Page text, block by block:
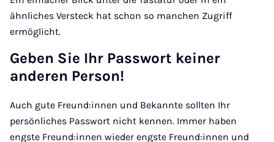
ähnliches Versteck hat schon so manchen Zugriff
ermöglicht.
Geben Sie Ihr Passwort keiner
anderen Person!
Auch gute Freund:innen und Bekannte sollten Ihr
persönliches Passwort nicht kennen. Immer haben
engste Freund:innen wieder engste Freund:innen und